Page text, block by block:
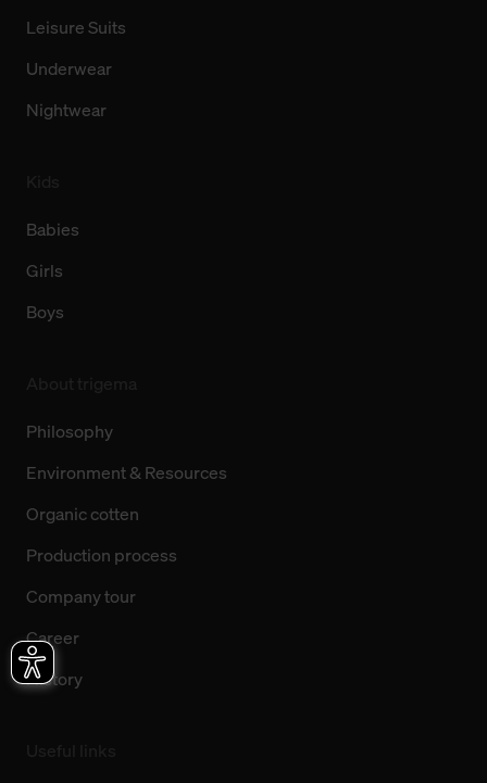
Leisure Suits
Underwear
Nightwear
Babies
Girls
Boys
Philosophy
Environment & Resources
Organic cotten
Production process
Company tour
Career
History